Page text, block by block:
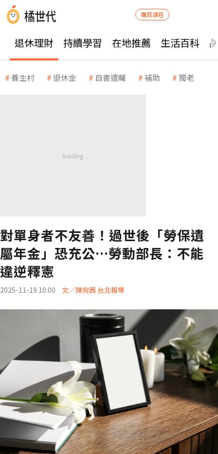
購買課程
退休理財 持續學習 在地推薦 生活百科
養生村 退休金 自書遺囑 補助 獨老
對單身者不友善！過世後「勞保遺
屬年金」恐充公…勞動部長：不能
違逆釋憲
2025-11-19 10:00 文／陳宛茜 台北報導